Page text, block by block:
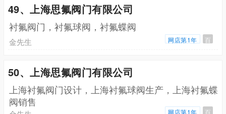
49、上海思氟阀门有限公司
衬氟阀门，衬氟球阀，衬氟蝶阀
金先生 网店第1年 百
50、上海思氟阀门有限公司
上海衬氟阀门设计，上海衬氟球阀生产，上海衬氟蝶
阀销售
网店第1年 百